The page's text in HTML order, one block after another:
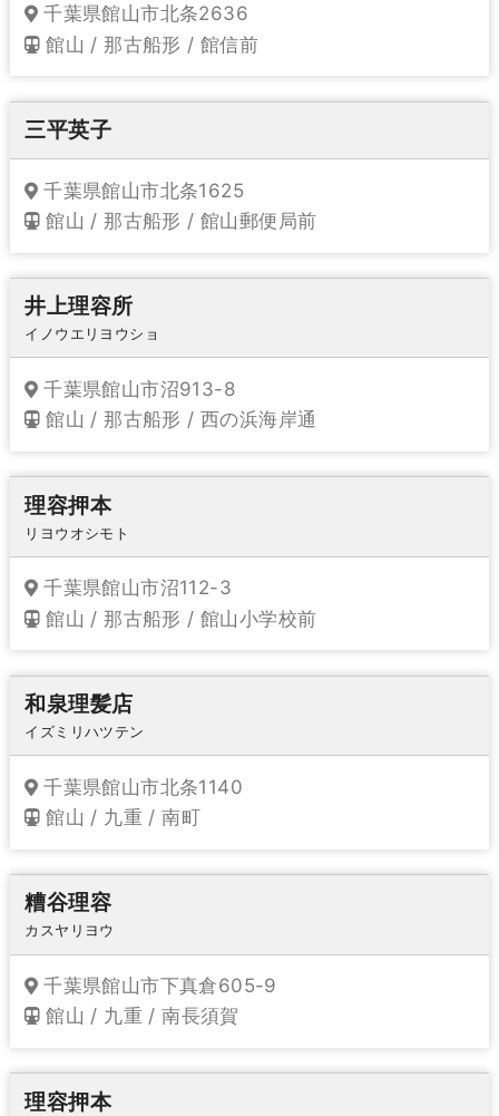
千葉県館山市北条2636
館山 / 那古船形 / 館信前
三平英子
千葉県館山市北条1625
館山 / 那古船形 / 館山郵便局前
井上理容所
イノウエリヨウショ
千葉県館山市沼913-8
館山 / 那古船形 / 西の浜海岸通
理容押本
リヨウオシモト
千葉県館山市沼112-3
館山 / 那古船形 / 館山小学校前
和泉理髪店
イズミリハツテン
千葉県館山市北条1140
館山 / 九重 / 南町
糟谷理容
カスヤリヨウ
千葉県館山市下真倉605-9
館山 / 九重 / 南長須賀
理容押本